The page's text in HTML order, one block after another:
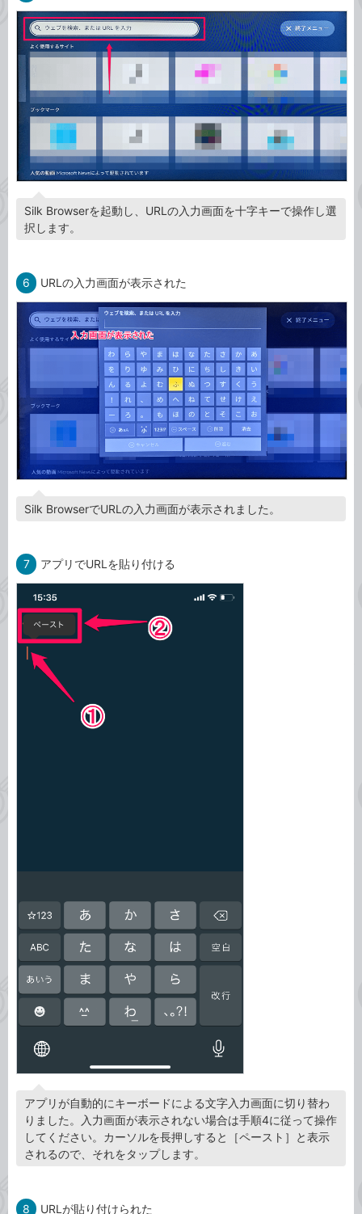
Silk Browserを起動し、URLの入力画面を十字キーで操作し選
択します。
6 URLの入力画面が表示された
Silk BrowserでURLの入力画面が表示されました。
7 アプリでURLを貼り付ける
アプリが自動的にキーボードによる文字入力画面に切り替わ
りました。入力画面が表示されない場合は手順4に従って操作
してください。カーソルを長押しすると［ペースト］と表示
されるので、それをタップします。
8 URLが貼り付けられた